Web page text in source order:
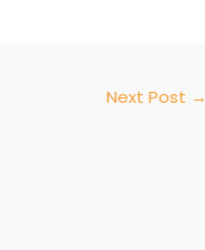
Next Post →